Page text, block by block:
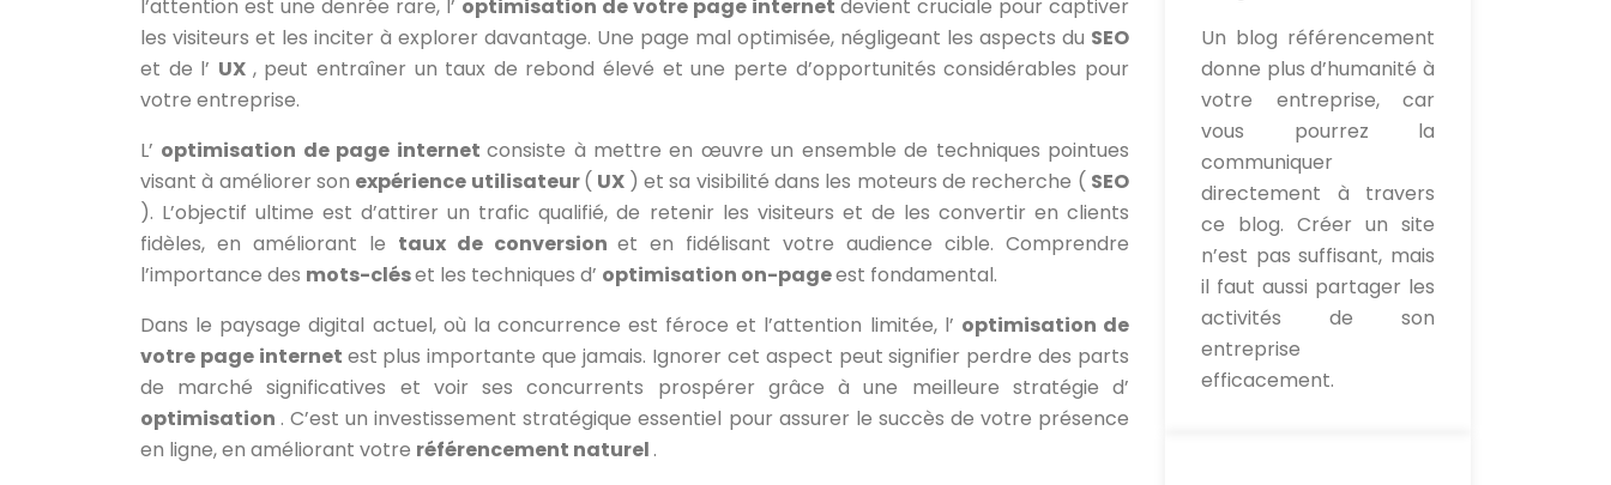
l’attention est une denrée rare, l’ optimisation de votre page internet devient cruciale pour captiver
les visiteurs et les inciter à explorer davantage. Une page mal optimisée, négligeant les aspects du SEO
et de l’ UX , peut entraîner un taux de rebond élevé et une perte d’opportunités considérables pour
votre entreprise.
L’ optimisation de page internetconsiste à mettre en œuvre un ensemble de techniques pointues
visant à améliorer son expérience utilisateur( UX ) et sa visibilité dans les moteurs de recherche ( SEO
). L’objectif ultime est d’attirer un trafic qualifié, de retenir les visiteurs et de les convertir en clients
fidèles, en améliorant le taux de conversionet en fidélisant votre audience cible. Comprendre
l’importance des mots-cléset les techniques d’ optimisation on-pageest fondamental.
Dans le paysage digital actuel, où la concurrence est féroce et l’attention limitée, l’ optimisation de
votre page internet est plus importante que jamais. Ignorer cet aspect peut signifier perdre des parts
de marché significatives et voir ses concurrents prospérer grâce à une meilleure stratégie d’
optimisation . C’est un investissement stratégique essentiel pour assurer le succès de votre présence
en ligne, en améliorant votre référencement naturel .
Un blog référencement
donne plus d’humanité à
votre entreprise, car
vous pourrez la
communiquer
directement à travers
ce blog. Créer un site
n’est pas suffisant, mais
il faut aussi partager les
activités de son
entreprise
efficacement.